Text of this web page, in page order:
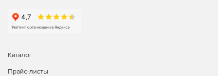
и Office 365, пользователям без прав администратора,
создавая настраиваемые роли службы поддержки. Можно
и назначить сотрудникам службы поддержки, HR и другим
пользователям, не являющимся администраторами.
Каталог
Прайс-листы